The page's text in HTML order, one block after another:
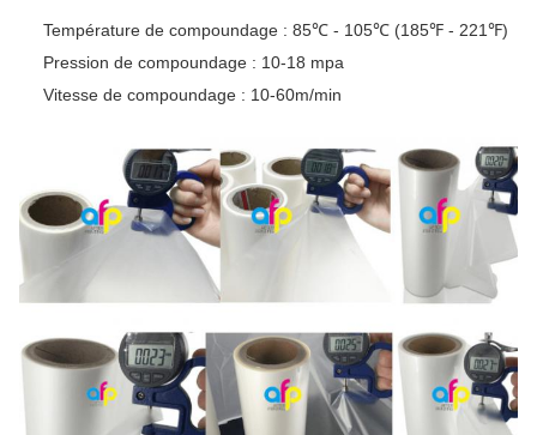
Température de compoundage : 85℃ - 105℃ (185℉ - 221℉)
Pression de compoundage : 10-18 mpa
Vitesse de compoundage : 10-60m/min